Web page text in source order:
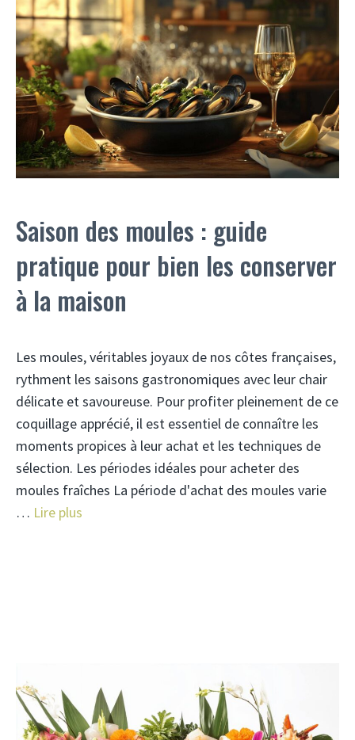
Saison des moules : guide
pratique pour bien les conserver
à la maison
Les moules, véritables joyaux de nos côtes françaises,
rythment les saisons gastronomiques avec leur chair
délicate et savoureuse. Pour profiter pleinement de ce
coquillage apprécié, il est essentiel de connaître les
moments propices à leur achat et les techniques de
sélection. Les périodes idéales pour acheter des
moules fraîches La période d'achat des moules varie
… Lire plus